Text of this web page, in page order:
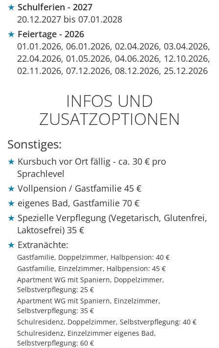
Schulferien - 2027
20.12.2027 bis 07.01.2028
Feiertage - 2026
01.01.2026, 06.01.2026, 02.04.2026, 03.04.2026,
22.04.2026, 01.05.2026, 04.06.2026, 12.10.2026,
02.11.2026, 07.12.2026, 08.12.2026, 25.12.2026
INFOS UND
ZUSATZOPTIONEN
Sonstiges:
Kursbuch vor Ort fällig - ca. 30 € pro
Sprachlevel
Vollpension / Gastfamilie 45 €
eigenes Bad, Gastfamilie 70 €
Spezielle Verpflegung (Vegetarisch, Glutenfrei,
Laktosefrei) 35 €
Extranächte:
Gastfamilie, Doppelzimmer, Halbpension: 40 €
Gastfamilie, Einzelzimmer, Halbpension: 45 €
Apartment WG mit Spaniern, Doppelzimmer,
Selbstverpflegung: 25 €
Apartment WG mit Spaniern, Einzelzimmer,
Selbstverpflegung: 35 €
Schulresidenz, Doppelzimmer, Selbstverpflegung: 40 €
Schulresidenz, Einzelzimmer eigenes Bad,
Selbstverpflegung: 60 €